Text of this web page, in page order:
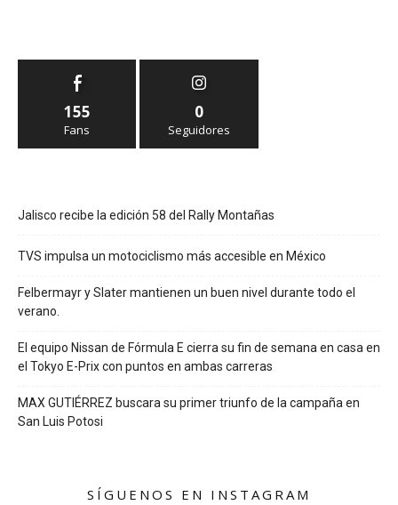
155
Fans
0
Seguidores
Jalisco recibe la edición 58 del Rally Montañas
TVS impulsa un motociclismo más accesible en México
Felbermayr y Slater mantienen un buen nivel durante todo el
verano.
El equipo Nissan de Fórmula E cierra su fin de semana en casa en
el Tokyo E-Prix con puntos en ambas carreras
MAX GUTIÉRREZ buscara su primer triunfo de la campaña en
San Luis Potosi
SÍGUENOS EN INSTAGRAM